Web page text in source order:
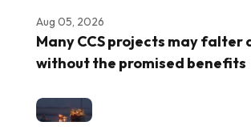
Aug 05, 2026
Many CCS projects may falter
without the promised benefits